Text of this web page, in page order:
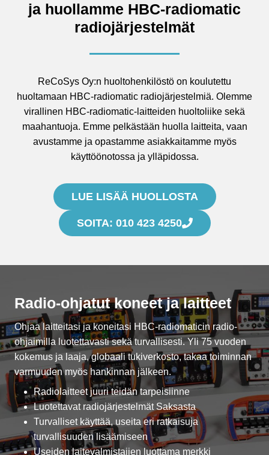
ja huollamme HBC-radiomatic
radiojärjestelmät
ReCoSys Oy:n huoltohenkilöstö on koulutettu
huoltamaan HBC-radiomatic radiojärjestelmiä. Olemme
virallinen HBC-radiomatic-laitteiden huoltoliike sekä
maahantuoja. Emme pelkästään huolla laitteita, vaan
avustamme ja opastamme asiakkaitamme myös
käyttöönotossa ja ylläpidossa.
LUE LISÄÄ HUOLLOSTA
SOITA: 010 423 4250
Radio-ohjatut koneet ja laitteet
Ohjaa laitteitasi ja koneitasi HBC-radiomaticin radio-
ohjaimilla luotettavasti sekä turvallisesti. Yli 75 vuoden
kokemus ja laaja, globaali tukiverkosto, takaa toiminnan
varmuuden myös hankinnan jälkeen.
Radiolaitteet juuri teidän tarpeisiinne
Luotettavat radiojärjestelmät Saksasta
Turvalliset käyttää, useita eri ratkaisuja
turvallisuuden lisäämiseen
Useiden laitevalmistajien luottama merkki